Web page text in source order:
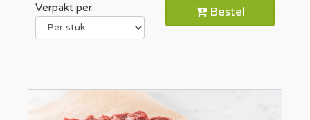
Verpakt per: Bestel